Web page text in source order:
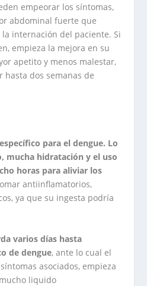
empeorar los síntomas,
abdominal fuerte que
internación del paciente. Si
empieza la mejora en su
apetito y menos malestar,
hasta dos semanas de
para el dengue. Lo
mucha hidratación y el uso
horas para aliviar los
antiinflamatorios,
ya que su ingesta podría
varios días hasta
de dengue, ante lo cual el
asociados, empieza
liquido